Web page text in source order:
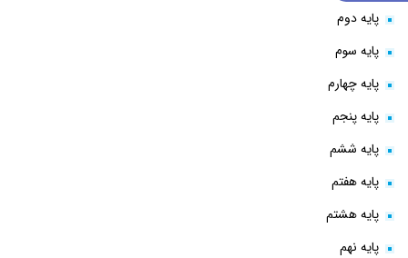
پایه دوم
پایه سوم
پایه چهارم
پایه پنجم
پایه ششم
پایه هفتم
پایه هشتم
پایه نهم